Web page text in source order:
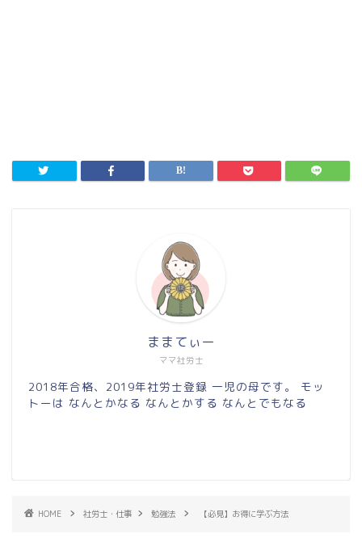
ママ社労士
ままてぃー
2018年合格、2019年社労士登録 一児の母です。 モッ
トーは なんとかなる なんとかする なんとでもなる
HOME 社労士・仕事 勉強法 【必見】お得に学ぶ方法